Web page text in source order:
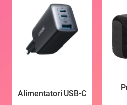
Alimentatori USB-C